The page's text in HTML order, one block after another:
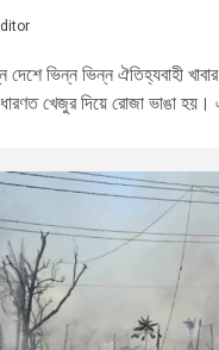
দেশে ভিন্ন ভিন্ন ঐতিহ্যবাহী
খেজুর দিয়ে রোজা ভাঙা